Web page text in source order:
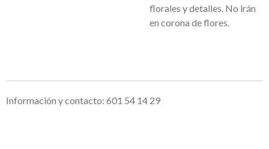
florales y detalles. No irán
en corona de flores.
Información y contacto: 601 54 14 29